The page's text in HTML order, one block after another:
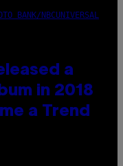
BANK/NBCUNIVERSAL
a
in 2018
a Trend